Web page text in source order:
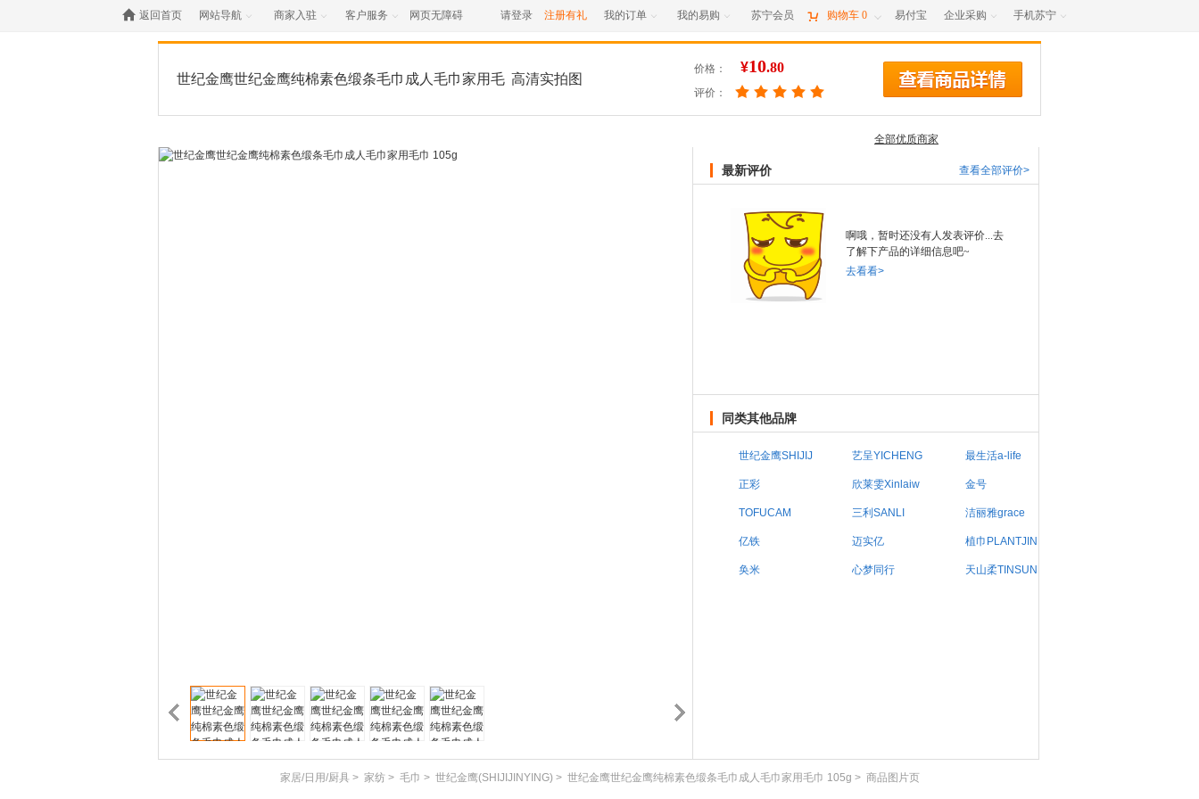
 返回首页 网站导航  商家入驻  客户服务  网页无障碍 请登录 注册有礼 我的订单  我的易购  苏宁会员  购物车 0  易付宝 企业采购  手机苏宁 
世纪金鹰世纪金鹰纯棉素色缎条毛巾成人毛巾家用毛 高清实拍图
价格： ¥10.80
评价：
全部优质商家
最新评价 查看全部评价>
啊哦，暂时还没有人发表评价...去
了解下产品的详细信息吧~
去看看>
同类其他品牌
世纪金鹰SHIJIJ 艺呈YICHENG 最生活a-life
正彩 欣莱雯Xinlaiw 金号
TOFUCAM 三利SANLI 洁丽雅grace
亿铁 迈实亿 植巾PLANTJIN
奂米 心梦同行 天山柔TINSUNR
家居/日用/厨具 > 家纺 > 毛巾 > 世纪金鹰(SHIJIJINYING) > 世纪金鹰世纪金鹰纯棉素色缎条毛巾成人毛巾家用毛巾 105g > 商品图片页